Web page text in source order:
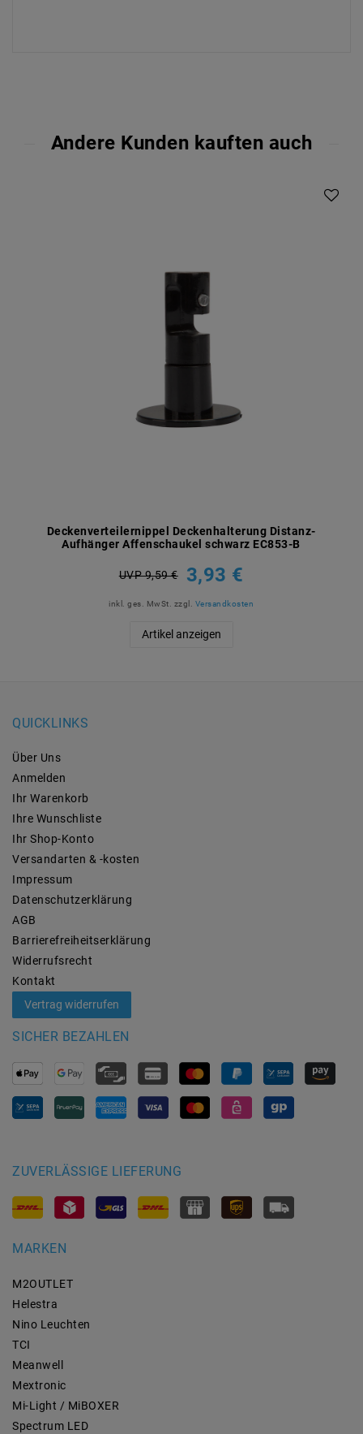
Andere Kunden kauften auch
Deckenverteilernippel Deckenhalterung Distanz-
Aufhänger Affenschaukel schwarz EC853-B
UVP 9,59 € 3,93 €
inkl. ges. MwSt. zzgl. Versandkosten
Artikel anzeigen
QUICKLINKS
Über Uns
Anmelden
Ihr Warenkorb
Ihre Wunschliste
Ihr Shop-Konto
Versandarten & -kosten
Impressum
Daten­schutz­erklärung
AGB
Barrierefreiheitserklärung
Widerrufs­recht
Kontakt
Vertrag widerrufen
SICHER BEZAHLEN
ZUVERLÄSSIGE LIEFERUNG
MARKEN
M2OUTLET
Helestra
Nino Leuchten
TCI
Meanwell
Mextronic
Mi-Light / MiBOXER
Spectrum LED